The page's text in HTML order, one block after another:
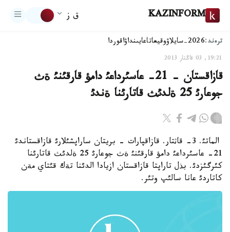
KAZINFORM ق ز
ترەند:2026-سايلاۋ وقيعاتاعايىنداۋاقوردا
19:21, 03 قاڭتار 2013
قازاقستان - 21- عاسئرداعئ دامؤ قارقئنئ ةث
جوعارئ 25 ةلدئث قاتارئنا ةندئ
الماتئ. 3- قاثتار. قازاقپارات - بريتان ساراپشئلارئ قازاقستاندئ
21- عاسئرداعئ دامؤ قارقئنئ ةث جوعارئ 25 ةلدئث قاتارئنا
كئرگئزدئ. بذل تاراپتا قازاقستان ازيادا الدئنا تةك قئتاي مةن
كاتاردئ عانا سالئپ وتئر.